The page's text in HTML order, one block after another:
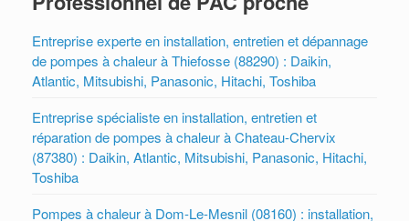
Entreprise experte en installation, entretien et dépannage
de pompes à chaleur à Thiefosse (88290) : Daikin,
Atlantic, Mitsubishi, Panasonic, Hitachi, Toshiba
Entreprise spécialiste en installation, entretien et
réparation de pompes à chaleur à Chateau-Chervix
(87380) : Daikin, Atlantic, Mitsubishi, Panasonic, Hitachi,
Toshiba
Pompes à chaleur à Dom-Le-Mesnil (08160) : installation,